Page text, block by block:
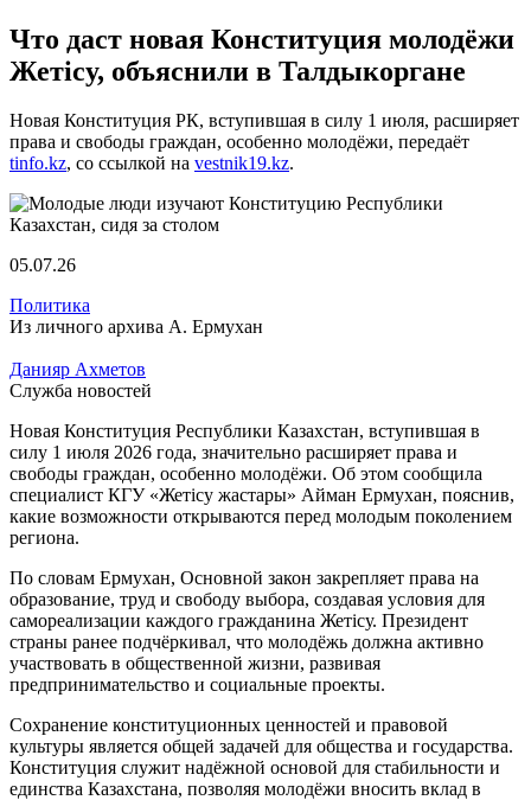
Что даст новая Конституция молодёжи
Жетісу, объяснили в Талдыкоргане
Новая Конституция РК, вступившая в силу 1 июля, расширяет
права и свободы граждан, особенно молодёжи, передаёт
tinfo.kz, со ссылкой на vestnik19.kz.
05.07.26
Политика
Из личного архива А. Ермухан
Данияр Ахметов
Служба новостей
Новая Конституция Республики Казахстан, вступившая в
силу 1 июля 2026 года, значительно расширяет права и
свободы граждан, особенно молодёжи. Об этом сообщила
специалист КГУ «Жетісу жастары» Айман Ермухан, пояснив,
какие возможности открываются перед молодым поколением
региона.
По словам Ермухан, Основной закон закрепляет права на
образование, труд и свободу выбора, создавая условия для
самореализации каждого гражданина Жетісу. Президент
страны ранее подчёркивал, что молодёжь должна активно
участвовать в общественной жизни, развивая
предпринимательство и социальные проекты.
Сохранение конституционных ценностей и правовой
культуры является общей задачей для общества и государства.
Конституция служит надёжной основой для стабильности и
единства Казахстана, позволяя молодёжи вносить вклад в